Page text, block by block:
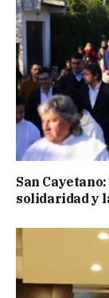
San
solidaridad y